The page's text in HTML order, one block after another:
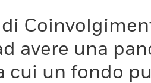
di
avere una
cui un fondo